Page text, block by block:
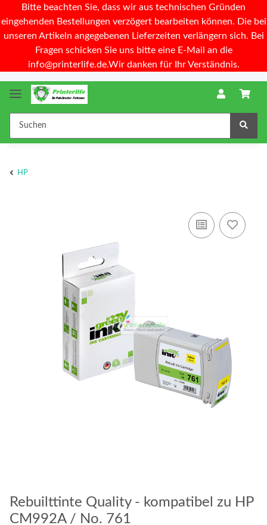
Bitte beachten Sie, dass wir aus technischen Gründen
eingehenden Bestellungen verzögert bearbeiten können. Die bei
unseren Artikeln angegebenen Lieferzeiten verlängern sich. Bei
Fragen schicken Sie uns bitte eine E-Mail an die
info@printerlife.de.Wir danken für Ihr Verständnis.
HP
Rebuilttinte Quality - kompatibel zu HP
CM992A / No. 761